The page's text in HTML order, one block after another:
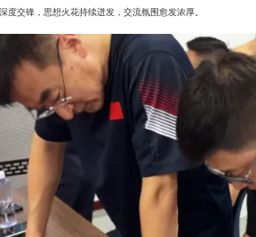
度交锋，思想火花持续迸发，交流氛围愈发浓厚。